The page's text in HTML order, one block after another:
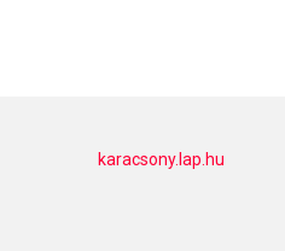
karacsony.lap.hu